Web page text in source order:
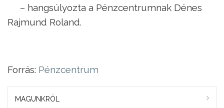
– hangsúlyozta a Pénzcentrumnak Dénes
Rajmund Roland.
Forrás: Pénzcentrum
MAGUNKRÓL